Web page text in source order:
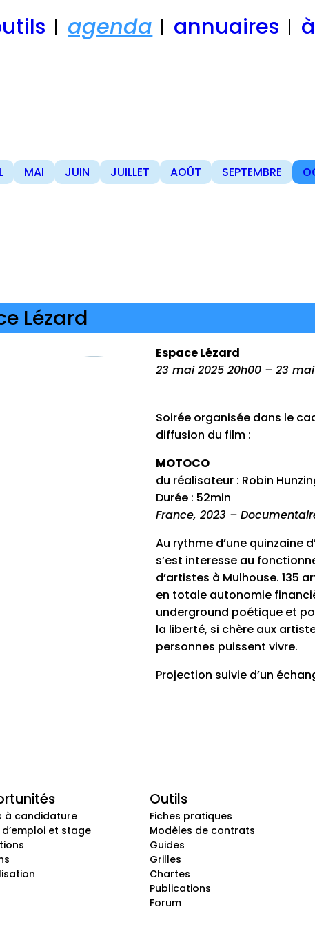
agenda annuaires
MAI JUIN JUILLET AOÛT SEPTEMBRE
Lézard
Espace Lézard
23 mai 2025 20h00 – 23
Soirée organisée dans le
diffusion du film :
MOTOCO
du réalisateur : Robin
Durée : 52min
France, 2023 –
Au rythme d’une quinzaine
s’est interesse au
d’artistes à Mulhouse. 135
en totale autonomie
underground poétique et
la liberté, si chère aux
personnes puissent vivre.
Projection suivie d’un
à candidature
et stage
Outils
Fiches pratiques
Modèles de contrats
Guides
Grilles
Chartes
Publications
Forum